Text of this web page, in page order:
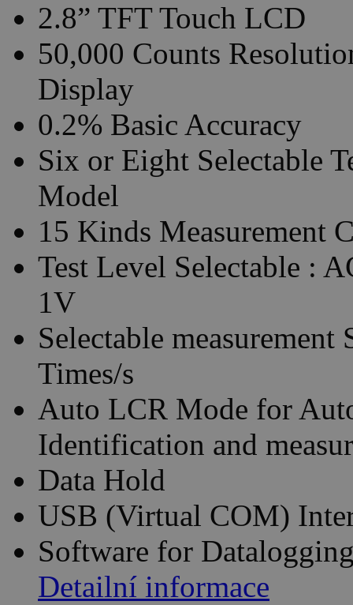
2.8” TFT Touch LCD
50,000 Counts
Display
0.2% Basic Accuracy
Six or Eight Selectable
Model
15 Kinds Measurement
Test Level Selectable :
1V
Selectable
Times/s
Auto LCR Mode for
Identification and
Data Hold
USB (Virtual COM)
Software for
Detailní informace